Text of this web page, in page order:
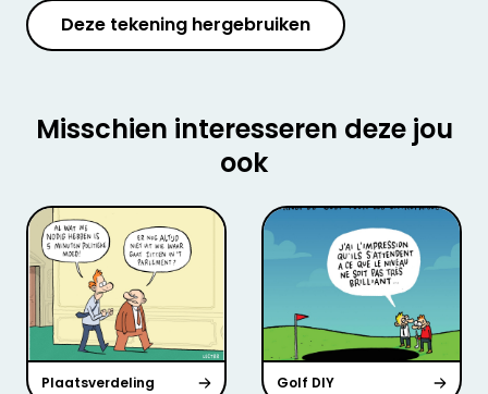
Deze tekening hergebruiken
Misschien interesseren deze jou
ook
Plaatsverdeling Golf DIY